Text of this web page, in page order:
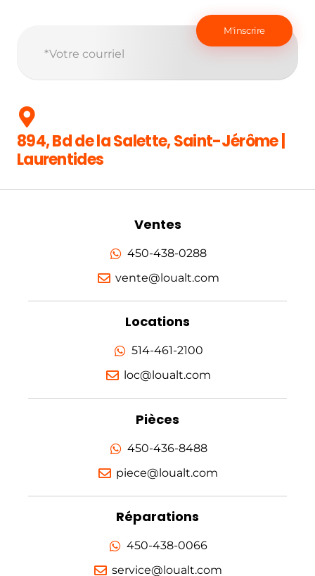
894, Bd de la Salette, Saint-Jérôme |
Laurentides
Ventes
450-438-0288
vente@loualt.com
Locations
514-461-2100
loc@loualt.com
Pièces
450-436-8488
piece@loualt.com
Réparations
450-438-0066
service@loualt.com